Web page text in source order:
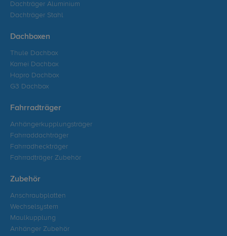
Dachträger Aluminium
Dachträger Stahl
Dachboxen
Thule Dachbox
Kamei Dachbox
Hapro Dachbox
G3 Dachbox
Fahrradträger
Anhängerkupplungsträger
Fahrraddachträger
Fahrradheckträger
Fahrradträger Zubehör
Zubehör
Anschraubplatten
Wechselsystem
Maulkupplung
Anhänger Zubehör